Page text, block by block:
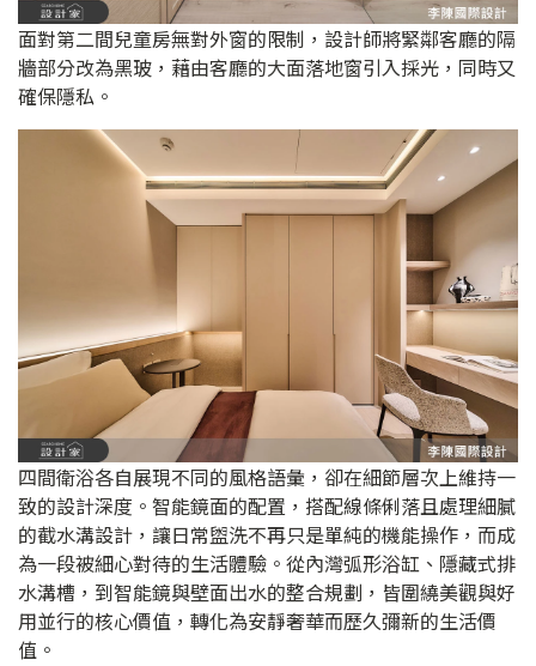
面對第二間兒童房無對外窗的限制，設計師將緊鄰客廳的隔
牆部分改為黑玻，藉由客廳的大面落地窗引入採光，同時又
確保隱私。
四間衛浴各自展現不同的風格語彙，卻在細節層次上維持一
致的設計深度。智能鏡面的配置，搭配線條俐落且處理細膩
的截水溝設計，讓日常盥洗不再只是單純的機能操作，而成
為一段被細心對待的生活體驗。從內灣弧形浴缸、隱藏式排
水溝槽，到智能鏡與壁面出水的整合規劃，皆圍繞美觀與好
用並行的核心價值，轉化為安靜奢華而歷久彌新的生活價
值。